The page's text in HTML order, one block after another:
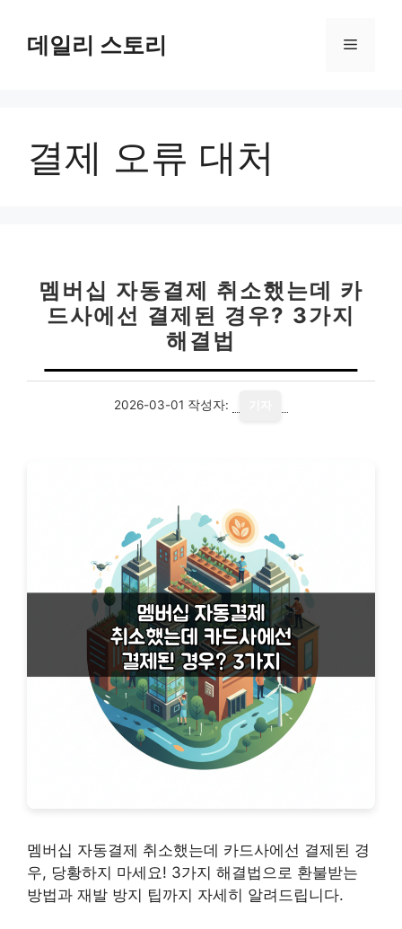
데일리 스토리 메
결제 오류 대처
멤버십 자동결제 취소했는데 카
드사에선 결제된 경우? 3가지
해결법
2026-03-01 작성자:
멤버십 자동결제 취소했는데 카드사에선 결제된 경
우, 당황하지 마세요! 3가지 해결법으로 환불받는
방법과 재발 방지 팁까지 자세히 알려드립니다.